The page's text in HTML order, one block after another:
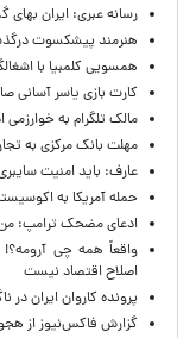
رسانه عبری: ایران
هنرمند پیشکسوت
همسویی کلمبیا با
کارت بازی یاسر آسانی
مالک تلگرام به خوارزمی
مهلت بانک مرکزی به
عارف: باید امنیت
حمله آمریکا به
ادعای مضحک ترامپ: من
واقعاً همه چی
اصلاح اقتصاد نیست
پرونده کاروان ایران
گزارش فاکس‌نیوز از